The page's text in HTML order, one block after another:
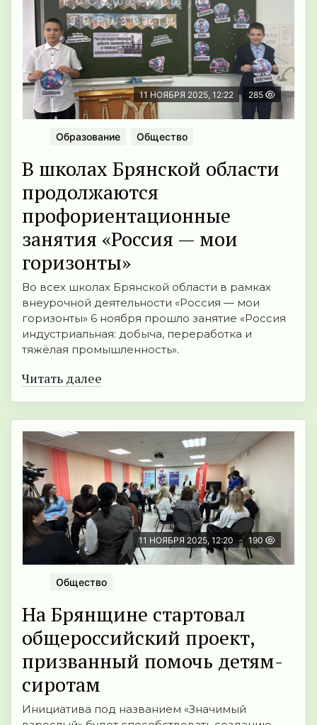
11 НОЯБРЯ 2025, 12:22 285
Образование Общество
В школах Брянской области
продолжаются
профориентационные
занятия «Россия — мои
горизонты»
Во всех школах Брянской области в рамках
внеурочной деятельности «Россия — мои
горизонты» 6 ноября прошло занятие «Россия
индустриальная: добыча, переработка и
тяжёлая промышленность».
Читать далее
11 НОЯБРЯ 2025, 12:20 190
Общество
На Брянщине стартовал
общероссийский проект,
призванный помочь детям-
сиротам
Инициатива под названием «Значимый